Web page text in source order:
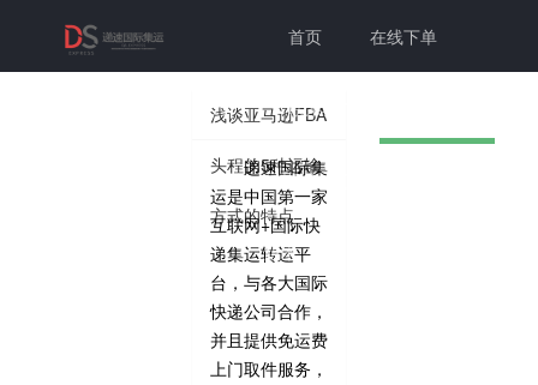
首页 在线下单
联系我们
个人中心
切换为老
版本
浅谈亚马逊FBA
头程的5种运输
方式的特点
递速国际集
运是中国第一家
互联网+国际快
递集运转运平
台，与各大国际
快递公司合作，
并且提供免运费
上门取件服务，